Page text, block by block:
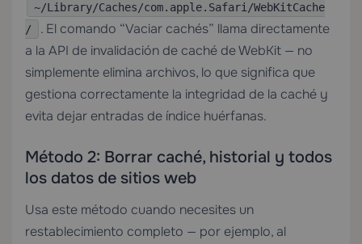
~/Library/Caches/com.apple.Safari/WebKitCache
/
. El comando “Vaciar cachés” llama directamente
a la API de invalidación de caché de WebKit — no
simplemente elimina archivos, lo que significa que
gestiona correctamente la integridad de la caché y
evita dejar entradas de índice huérfanas.
Método 2: Borrar caché, historial y todos
los datos de sitios web
Usa este método cuando necesites un
restablecimiento completo — por ejemplo, al